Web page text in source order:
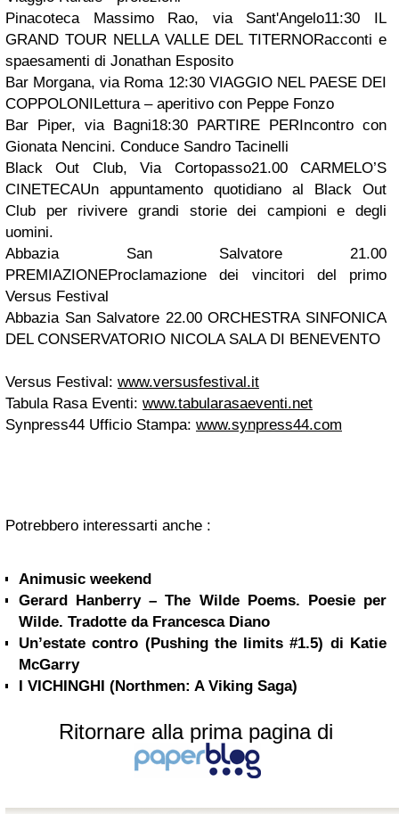
Pinacoteca Massimo Rao, via Sant'Angelo11:30 IL
GRAND TOUR NELLA VALLE DEL TITERNORacconti e
spaesamenti di Jonathan Esposito
Bar Morgana, via Roma 12:30 VIAGGIO NEL PAESE DEI
COPPOLONILettura – aperitivo con Peppe Fonzo
Bar Piper, via Bagni18:30 PARTIRE PERIncontro con
Gionata Nencini. Conduce Sandro Tacinelli
Black Out Club, Via Cortopasso21.00 CARMELO’S
CINETECAUn appuntamento quotidiano al Black Out
Club per rivivere grandi storie dei campioni e degli
uomini.
Abbazia San Salvatore 21.00
PREMIAZIONEProclamazione dei vincitori del primo
Versus Festival
Abbazia San Salvatore 22.00 ORCHESTRA SINFONICA
DEL CONSERVATORIO NICOLA SALA DI BENEVENTO
Versus Festival: www.versusfestival.it
Tabula Rasa Eventi: www.tabularasaeventi.net
Synpress44 Ufficio Stampa: www.synpress44.com
Potrebbero interessarti anche :
Animusic weekend
Gerard Hanberry – The Wilde Poems. Poesie per
Wilde. Tradotte da Francesca Diano
Un’estate contro (Pushing the limits #1.5) di Katie
McGarry
I VICHINGHI (Northmen: A Viking Saga)
Ritornare alla prima pagina di